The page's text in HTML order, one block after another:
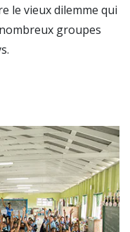
le vieux dilemme qui
groupes